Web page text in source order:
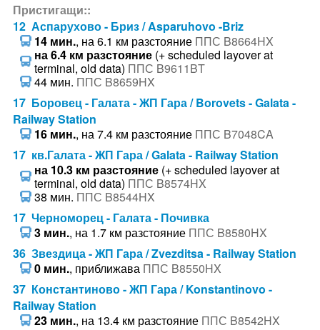
Пристигащи::
12 Аспарухово - Бриз / Asparuhovo -Briz
14 мин., на 6.1 км разстояние ППС B8664HX
на 6.4 км разстояние(+ scheduled layover at
terminal, old data) ППС B9611BT
44 мин. ППС B8659HX
17 Боровец - Галата - ЖП Гара / Borovets - Galata -
Railway Station
16 мин., на 7.4 км разстояние ППС B7048CA
17 кв.Галата - ЖП Гара / Galata - Railway Station
на 10.3 км разстояние(+ scheduled layover at
terminal, old data) ППС B8574HX
38 мин. ППС B8544HX
17 Черноморец - Галата - Почивка
3 мин., на 1.7 км разстояние ППС B8580HX
36 Звездица - ЖП Гара / Zvezditsa - Railway Station
0 мин., приближава ППС B8550HX
37 Константиново - ЖП Гара / Konstantinovo -
Railway Station
23 мин., на 13.4 км разстояние ППС B8542HX